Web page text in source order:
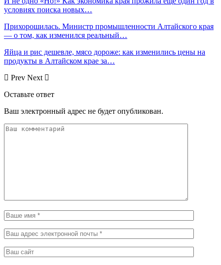
условиях поиска новых…
Прихорошилась. Министр промышленности Алтайского края
— о том, как изменился реальный…
Яйца и рис дешевле, мясо дороже: как изменились цены на
продукты в Алтайском крае за…
Prev Next
Оставьте ответ
Ваш электронный адрес не будет опубликован.